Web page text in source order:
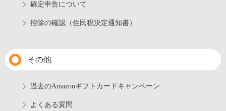
確定申告について
控除の確認（住民税決定通知書）
その他
過去のAmazonギフトカードキャンペーン
よくある質問